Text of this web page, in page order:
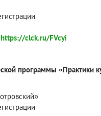
https://clck.ru/FVcyi
программы «Практики